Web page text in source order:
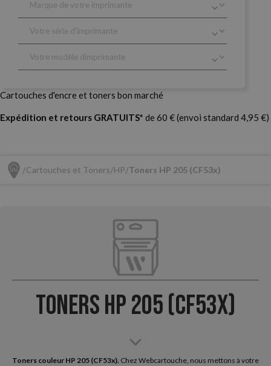
Cartouches d'encre et toners bon marché
Expédition et retours GRATUITS* de 60 € (envoi standard 4,95 €)
Cartouches et Toners HP Toners HP 205 (CF53x)
Toners HP 205 (CF53x)
Toners couleur HP 205 (CF53x). Chez Webcartouche, nous mettons à votre